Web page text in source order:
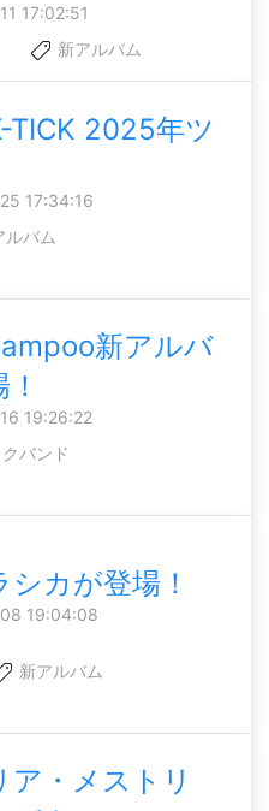
17:02:51
新アルバム
TICK 2025年ツ
17:34:16
ルバム
新アルバ
19:26:22
バンド
シカが登場！
19:04:08
新アルバム
ア・メストリ